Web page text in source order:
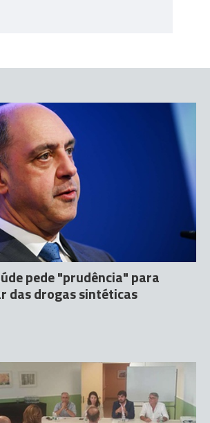
pede "prudência" para
das drogas sintéticas